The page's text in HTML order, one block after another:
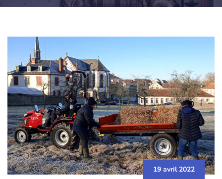
19 avril 2022